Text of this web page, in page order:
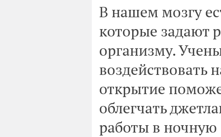
В нашем мозгу
которые задают
организму.
воздействовать
открытие
облегчать
работы в ночную